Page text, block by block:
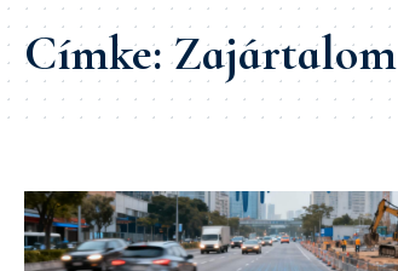
Címke:Zajártalom